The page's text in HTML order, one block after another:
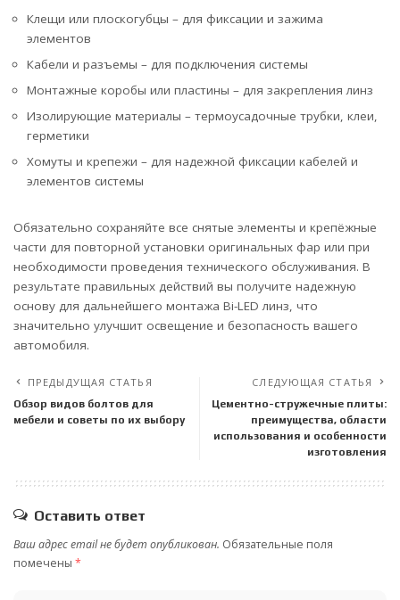
Клещи или плоскогубцы – для фиксации и зажима
элементов
Кабели и разъемы – для подключения системы
Монтажные коробы или пластины – для закрепления линз
Изолирующие материалы – термоусадочные трубки, клеи,
герметики
Хомуты и крепежи – для надежной фиксации кабелей и
элементов системы
Обязательно сохраняйте все снятые элементы и крепёжные
части для повторной установки оригинальных фар или при
необходимости проведения технического обслуживания. В
результате правильных действий вы получите надежную
основу для дальнейшего монтажа Bi-LED линз, что
значительно улучшит освещение и безопасность вашего
автомобиля.
ПРЕДЫДУЩАЯ СТАТЬЯ
Обзор видов болтов для
мебели и советы по их выбору
СЛЕДУЮЩАЯ СТАТЬЯ
Цементно-стружечные плиты:
преимущества, области
использования и особенности
изготовления
Оставить ответ
Ваш адрес email не будет опубликован. Обязательные поля
помечены *